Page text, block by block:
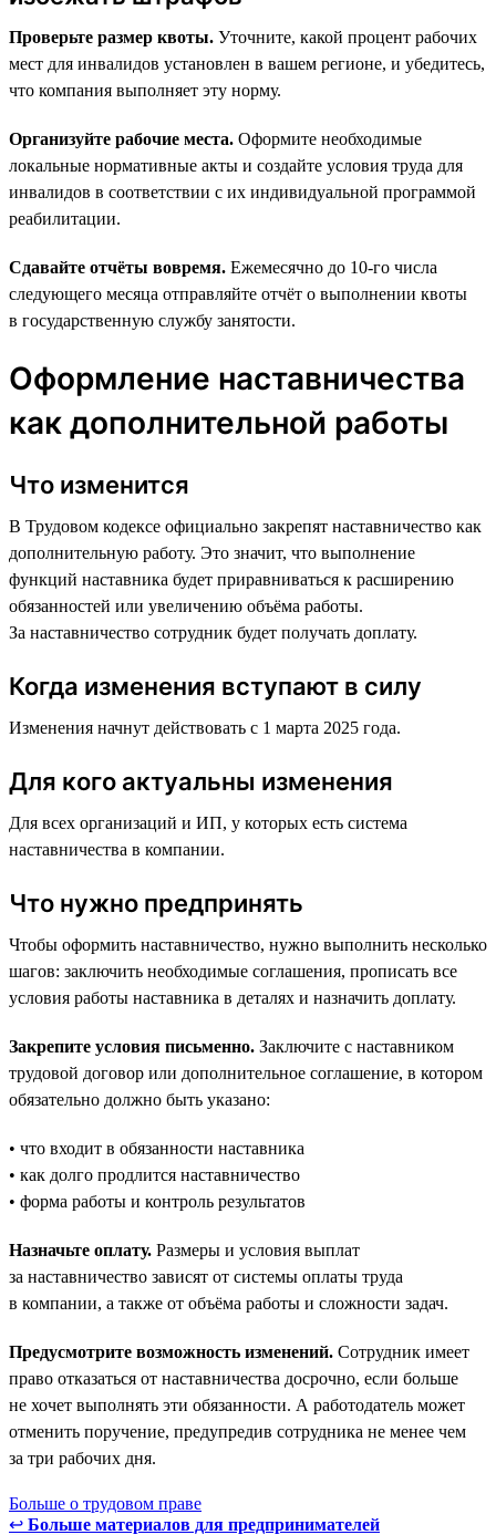
Проверьте размер квоты. Уточните, какой процент рабочих
мест для инвалидов установлен в вашем регионе, и убедитесь,
что компания выполняет эту норму.
Организуйте рабочие места. Оформите необходимые
локальные нормативные акты и создайте условия труда для
инвалидов в соответствии с их индивидуальной программой
реабилитации.
Сдавайте отчёты вовремя. Ежемесячно до 10-го числа
следующего месяца отправляйте отчёт о выполнении квоты
в государственную службу занятости.
Оформление наставничества
как дополнительной работы
Что изменится
В Трудовом кодексе официально закрепят наставничество как
дополнительную работу. Это значит, что выполнение
функций наставника будет приравниваться к расширению
обязанностей или увеличению объёма работы.
За наставничество сотрудник будет получать доплату.
Когда изменения вступают в силу
Изменения начнут действовать с 1 марта 2025 года.
Для кого актуальны изменения
Для всех организаций и ИП, у которых есть система
наставничества в компании.
Что нужно предпринять
Чтобы оформить наставничество, нужно выполнить несколько
шагов: заключить необходимые соглашения, прописать все
условия работы наставника в деталях и назначить доплату.
Закрепите условия письменно. Заключите с наставником
трудовой договор или дополнительное соглашение, в котором
обязательно должно быть указано:
• что входит в обязанности наставника
• как долго продлится наставничество
• форма работы и контроль результатов
Назначьте оплату. Размеры и условия выплат
за наставничество зависят от системы оплаты труда
в компании, а также от объёма работы и сложности задач.
Предусмотрите возможность изменений. Сотрудник имеет
право отказаться от наставничества досрочно, если больше
не хочет выполнять эти обязанности. А работодатель может
отменить поручение, предупредив сотрудника не менее чем
за три рабочих дня.
Больше о трудовом праве
↩ Больше материалов для предпринимателей